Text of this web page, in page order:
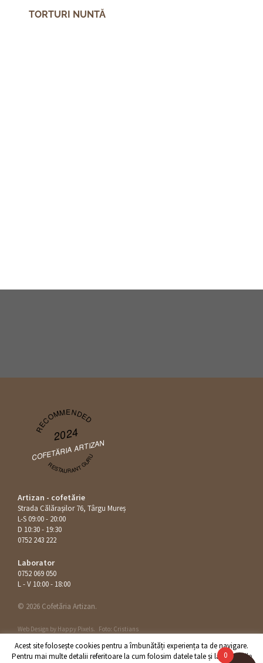
TORTURI NUNTĂ
RECOMMENDED
2024
COFETĂRIA ARTIZAN
RESTAURANT GURU
Artizan - cofetărie
Strada Călăraşilor 76, Târgu Mureș
L-S 09:00 - 20:00
D 10:30 - 19:30
0752 243 222
Laborator
0752 069 050
L - V 10:00 - 18:00
© 2026 Cofetăria Artizan.
Web Design by Happy Pixels. Foto: Cristians
Acest site foloseşte cookies pentru a îmbunătăți experiența ta de navigare.
Pentru mai multe detalii referitoare la cum folosim datele tale și la drepturile
0